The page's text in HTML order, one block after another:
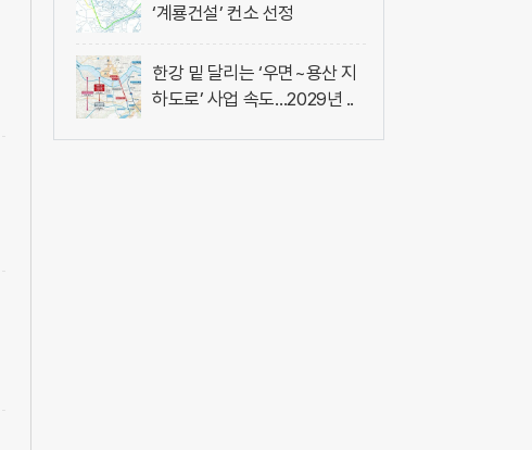
‘계룡건설’ 컨소 선정
한강 밑 달리는 ‘우면~용산 지
하도로’ 사업 속도…2029년 ..